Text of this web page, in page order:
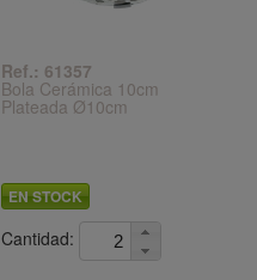
Ref.: 61357
Bola Cerámica 10cm
Plateada Ø10cm
EN STOCK
Cantidad: